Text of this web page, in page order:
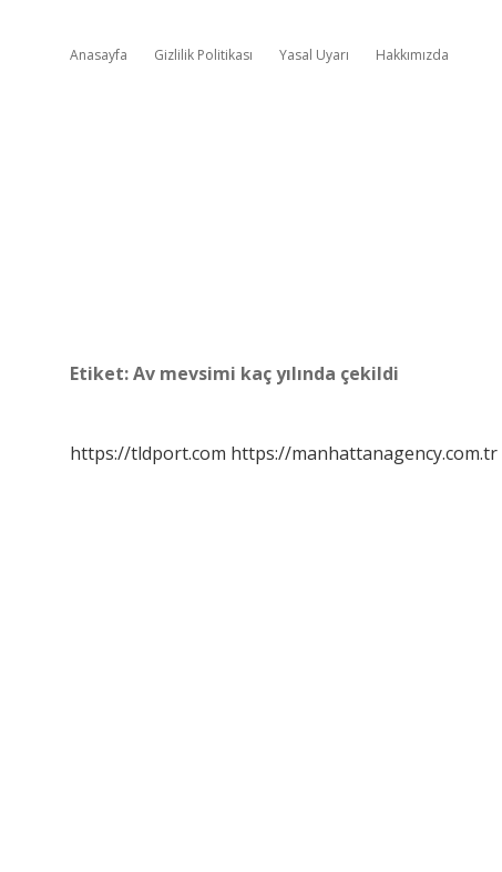
Anasayfa Gizlilik Politikası Yasal Uyarı Hakkımızda
Etiket:Av mevsimi kaç yılında çekildi
https://tldport.com https://manhattanagency.com.tr